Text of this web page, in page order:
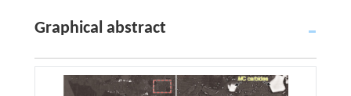
Graphical abstract